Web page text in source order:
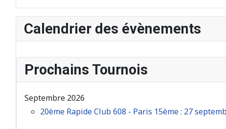
Calendrier des évènements
Prochains Tournois
Septembre 2026
20ème Rapide Club 608 - Paris 15ème : 27